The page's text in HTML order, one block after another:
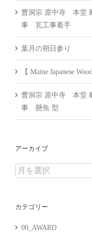
曹洞宗 原中寺 本堂
事 瓦工事着手
葉月の朔日参り
【 Maine Japanese
曹洞宗 原中寺 本堂
事 懸魚 型
アーカイブ
ア
イ
カテゴリー
00_AWARD